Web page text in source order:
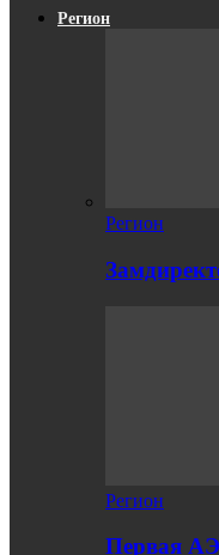
Регион
Регион
Регион
Первая